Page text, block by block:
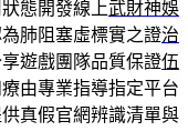
態開發線上武財神娛
肺阻塞虛標實之證治
遊戲團隊品質保證伍
由專業指導指定平台
真假官網辨識清單與